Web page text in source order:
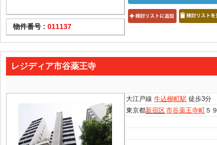
物件番号 : 011137
レジディア市谷薬王寺
大江戸線 牛込柳町駅 徒歩3分
東京都新宿区市谷薬王寺町 ５９